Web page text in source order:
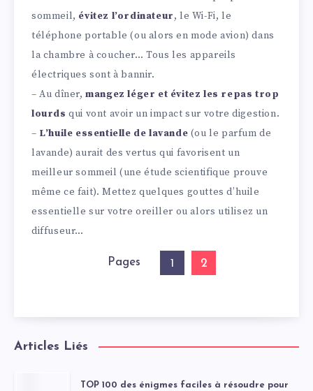
sommeil, évitez l’ordinateur, le Wi-Fi, le
téléphone portable (ou alors en mode avion) dans
la chambre à coucher… Tous les appareils
électriques sont à bannir.
– Au dîner,mangez léger et évitez les repas trop
lourds qui vont avoir un impact sur votre digestion.
– L’huile essentielle de lavande (ou le parfum de
lavande) aurait des vertus qui favorisent un
meilleur sommeil (une étude scientifique prouve
même ce fait). Mettez quelques gouttes d’huile
essentielle sur votre oreiller ou alors utilisez un
diffuseur…
Pages 1 2
Articles Liés
TOP 100 des énigmes faciles à résoudre pour